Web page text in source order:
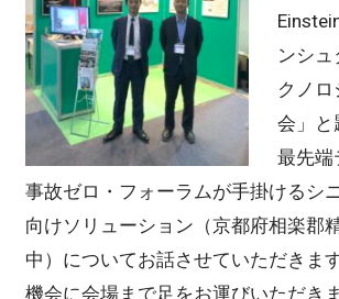
ンシ
クノ
会」と
最先端
事故ゼロ・フォーラムが手掛けるシ
向けソリューション（京都府相楽郡
中）についてお話させていただきま
機会に会場まで足をお運びいただき